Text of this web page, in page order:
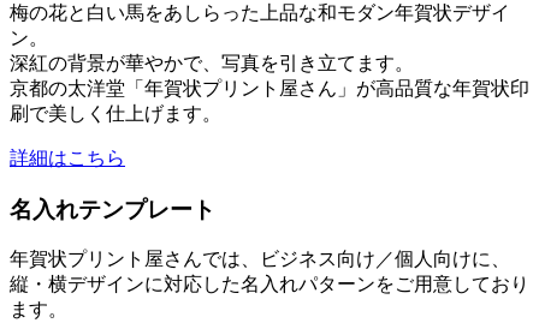
梅の花と白い馬をあしらった上品な和モダン年賀状デザイ
ン。
深紅の背景が華やかで、写真を引き立てます。
京都の太洋堂「年賀状プリント屋さん」が高品質な年賀状印
刷で美しく仕上げます。
詳細はこちら
名入れテンプレート
年賀状プリント屋さんでは、ビジネス向け／個人向けに、
縦・横デザインに対応した名入れパターンをご用意しており
ます。